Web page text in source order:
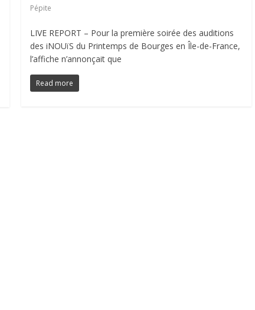
Pépite
LIVE REPORT – Pour la première soirée des auditions
des iNOUïS du Printemps de Bourges en Île-de-France,
l’affiche n’annonçait que
Read more